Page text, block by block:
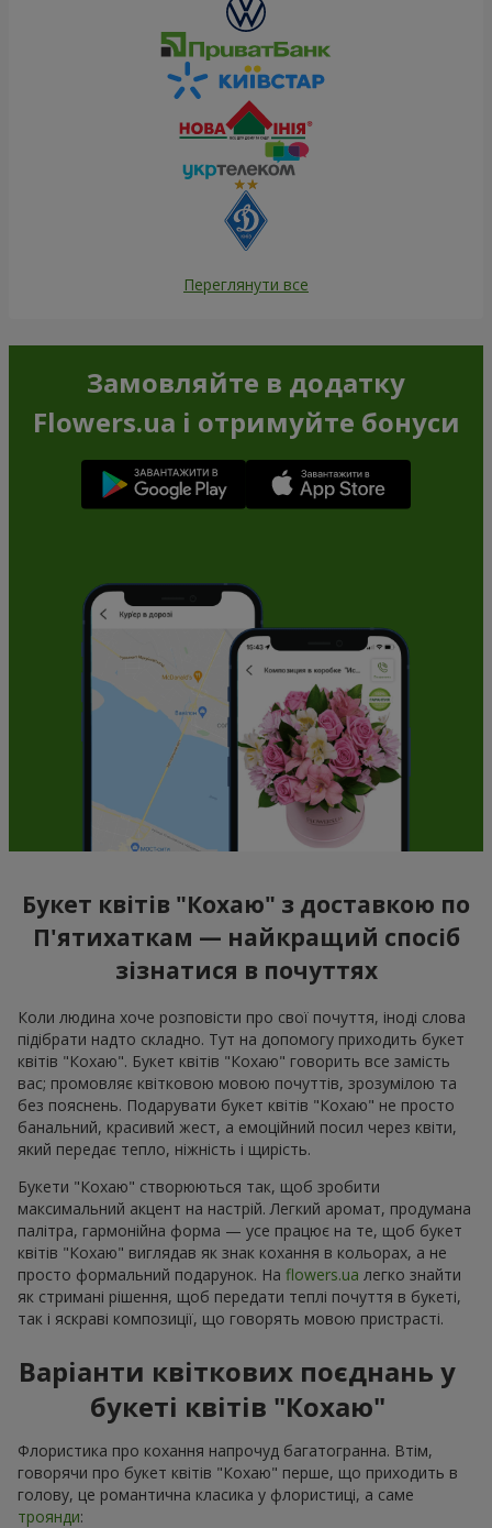
Переглянути все
Замовляйте в додатку
Flowers.ua і отримуйте бонуси
Букет квітів "Кохаю" з доставкою по
П'ятихаткам — найкращий спосіб
зізнатися в почуттях
Коли людина хоче розповісти про свої почуття, іноді слова
підібрати надто складно. Тут на допомогу приходить букет
квітів "Кохаю". Букет квітів "Кохаю" говорить все замість
вас; промовляє квітковою мовою почуттів, зрозумілою та
без пояснень. Подарувати букет квітів "Кохаю" не просто
банальний, красивий жест, а емоційний посил через квіти,
який передає тепло, ніжність і щирість.
Букети "Кохаю" створюються так, щоб зробити
максимальний акцент на настрій. Легкий аромат, продумана
палітра, гармонійна форма — усе працює на те, щоб букет
квітів "Кохаю" виглядав як знак кохання в кольорах, а не
просто формальний подарунок. На flowers.ua легко знайти
як стримані рішення, щоб передати теплі почуття в букеті,
так і яскраві композиції, що говорять мовою пристрасті.
Варіанти квіткових поєднань у
букеті квітів "Кохаю"
Флористика про кохання напрочуд багатогранна. Втім,
говорячи про букет квітів "Кохаю" перше, що приходить в
голову, це романтична класика у флористиці, а саме
троянди: